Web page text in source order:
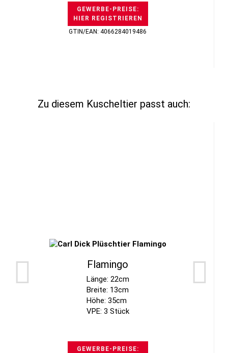
GEWERBE-PREISE:
HIER REGISTRIEREN
GTIN/EAN: 4066284019486
Zu diesem Kuscheltier passt auch:
Flamingo
Länge: 22cm
Breite: 13cm
Höhe: 35cm
VPE: 3 Stück
GEWERBE-PREISE: